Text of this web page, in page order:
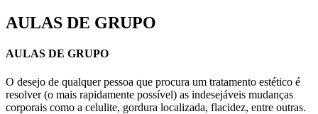
AULAS DE GRUPO
AULAS DE GRUPO
O desejo de qualquer pessoa que procura um tratamento estético é
resolver (o mais rapidamente possível) as indesejáveis mudanças
corporais como a celulite, gordura localizada, flacidez, entre outras.